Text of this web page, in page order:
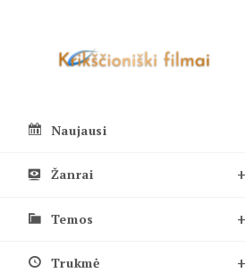
Naujausi
Žanrai
Temos
Trukmė